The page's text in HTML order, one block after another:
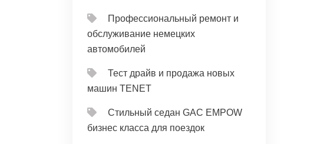
Профессиональный ремонт и
обслуживание немецких
автомобилей
Тест драйв и продажа новых
машин TENET
Стильный седан GAC EMPOW
бизнес класса для поездок